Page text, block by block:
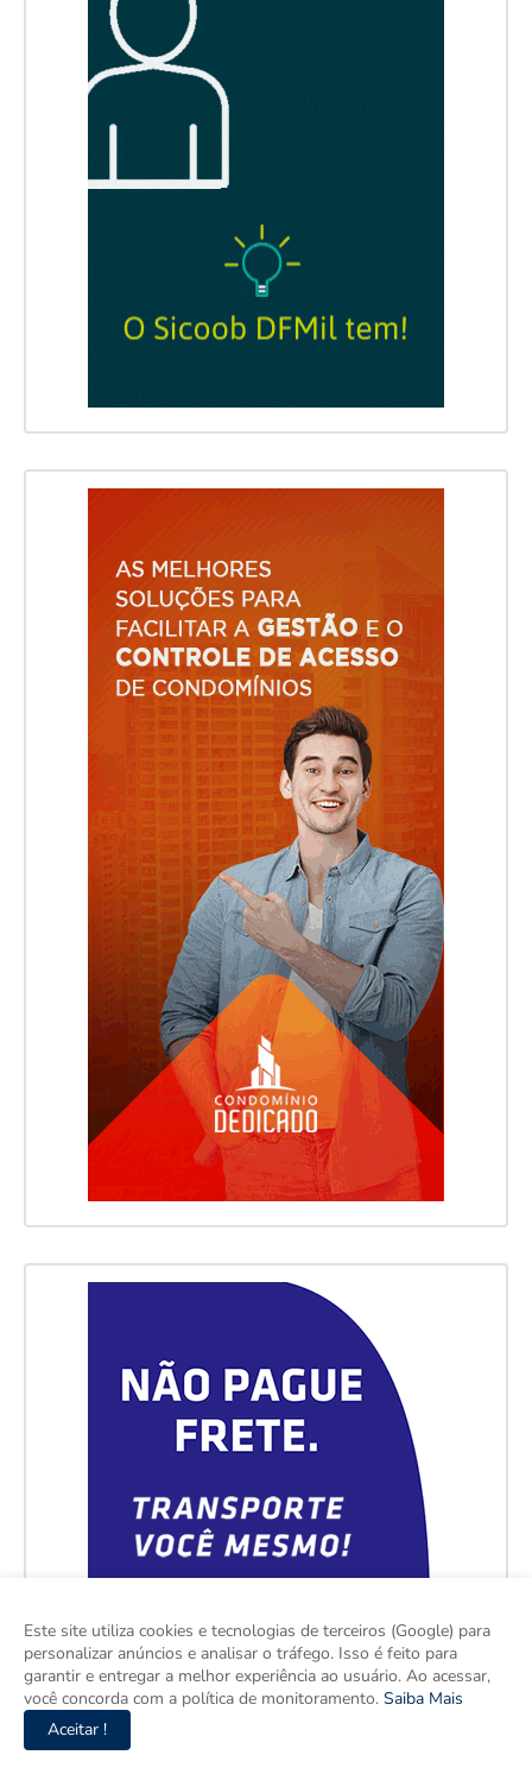
Este site utiliza cookies e tecnologias de terceiros (Google) para
personalizar anúncios e analisar o tráfego. Isso é feito para
garantir e entregar a melhor experiência ao usuário. Ao acessar,
você concorda com a política de monitoramento. Saiba Mais
Aceitar !